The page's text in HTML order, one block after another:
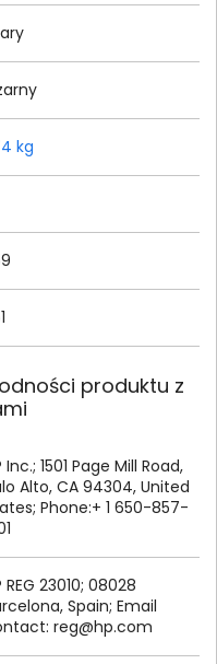
kg
produktu z
Inc.; 1501 Page Mill Road,
Alto, CA 94304, United
Phone:+ 1 650-857-
REG 23010; 08028
Spain; Email
reg@hp.com